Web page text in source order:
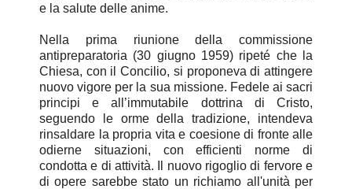
e la salute delle anime.
Nella prima riunione della commissione
antipreparatoria (30 giugno 1959) ripeté che la
Chiesa, con il Concilio, si proponeva di attingere
nuovo vigore per la sua missione. Fedele ai sacri
principi e all’immutabile dottrina di Cristo,
seguendo le orme della tradizione, intendeva
rinsaldare la propria vita e coesione di fronte alle
odierne situazioni, con efficienti norme di
condotta e di attività. Il nuovo rigoglio di fervore e
di opere sarebbe stato un richiamo all'unità per